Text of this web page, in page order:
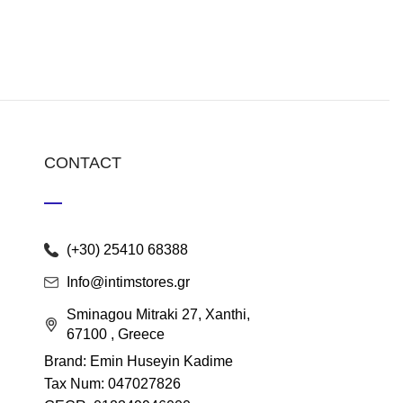
CONTACT
(+30) 25410 68388
Info@intimstores.gr
Sminagou Mitraki 27, Xanthi,
67100 , Greece
Brand: Emin Huseyin Kadime
Tax Num: 047027826